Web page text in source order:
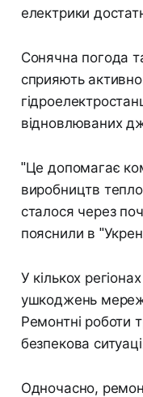
електрики
Сонячна погода
сприяють
відновлюваних
"Це допомагає
виробництв
сталося через
пояснили в
У кількох
ушкоджень
Ремонтні роботи
безпекова
Одночасно,